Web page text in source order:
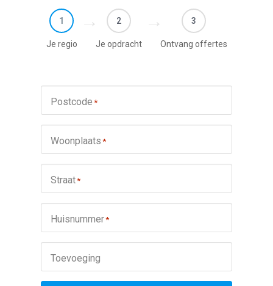
1
Je regio
2
Je opdracht
3
Ontvang offertes
Postcode *
Woonplaats *
Straat*
Huisnummer*
Toevoeging